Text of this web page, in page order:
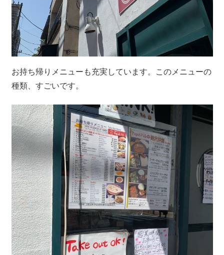
お持ち帰りメニューも充実しています。このメニューの
種類、すごいです。